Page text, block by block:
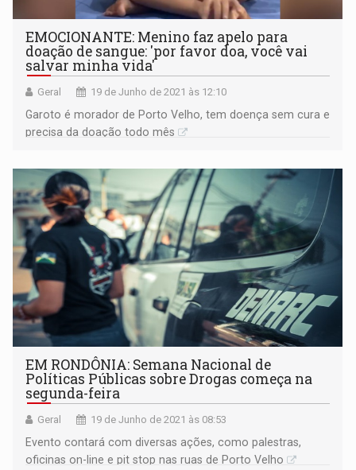
EMOCIONANTE: Menino faz apelo para
doação de sangue: 'por favor doa, você vai
salvar minha vida'
Geral 19 de Junho de 2021 às 12:10
Garoto é morador de Porto Velho, tem doença sem cura e
precisa da doação todo mês
EM RONDÔNIA: Semana Nacional de
Políticas Públicas sobre Drogas começa na
segunda-feira
Geral 19 de Junho de 2021 às 08:53
Evento contará com diversas ações, como palestras,
oficinas on-line e pit stop nas ruas de Porto Velho